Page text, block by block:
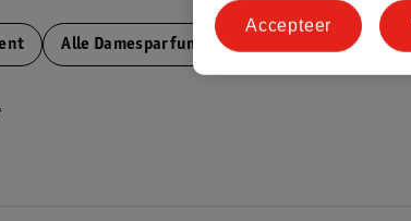
281, 75008 Paris - France,--
Alle Damesparfum
Accepteer